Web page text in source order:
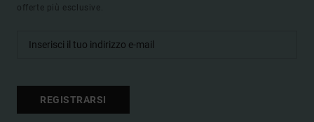
offerte più esclusive.
REGISTRARSI